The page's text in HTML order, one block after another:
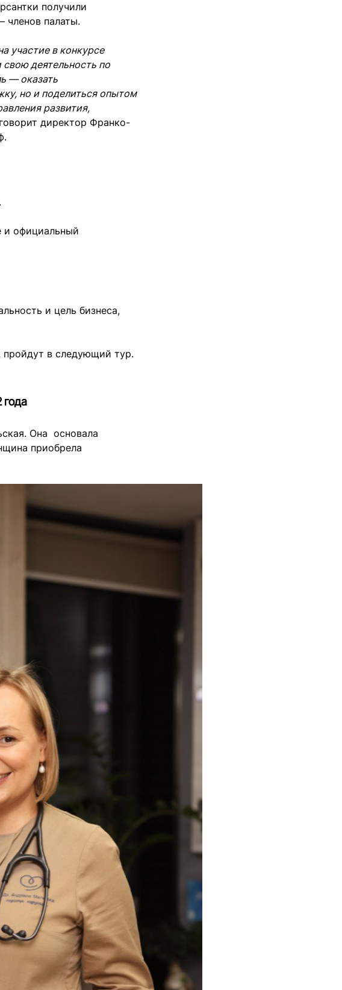
получили
членов палаты.
участие в конкурсе
деятельность по
— оказать
но и поделиться опытом
развития,
говорит директор Франко-
.
и официальный
и цель бизнеса,
пройдут в следующий тур.
года
Она основала
приобрела